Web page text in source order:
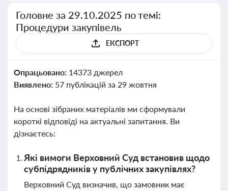
Головне за 29.10.2025 по темі:
Процедури закупівель
ЕКСПОРТ
Опрацьовано: 14373 джерел
Виявлено: 57 публікацій за 29 жовтня
На основі зібраних матеріалів ми сформували
короткі відповіді на актуальні запитання. Ви
дізнаєтесь:
Які вимоги Верховний Суд встановив щодо
субпідрядників у публічних закупівлях?
Верховний Суд визначив, що замовник має